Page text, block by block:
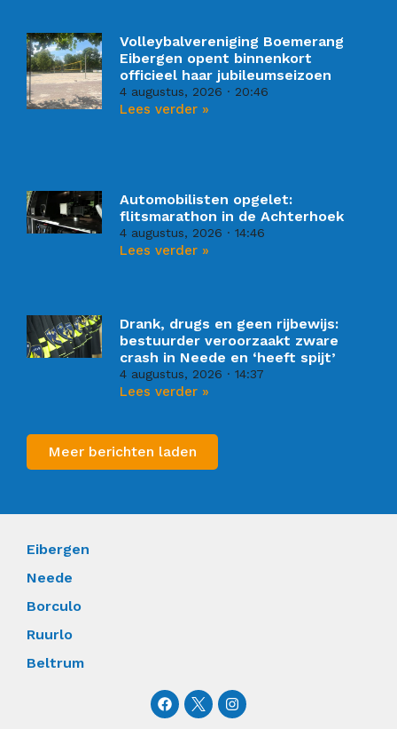
Volleybalvereniging Boemerang
Eibergen opent binnenkort
officieel haar jubileumseizoen
4 augustus, 2026 20:46
Lees verder »
Automobilisten opgelet:
flitsmarathon in de Achterhoek
4 augustus, 2026 14:46
Lees verder »
Drank, drugs en geen rijbewijs:
bestuurder veroorzaakt zware
crash in Neede en ‘heeft spijt’
4 augustus, 2026 14:37
Lees verder »
Meer berichten laden
Eibergen
Neede
Borculo
Ruurlo
Beltrum
F
a
I
n